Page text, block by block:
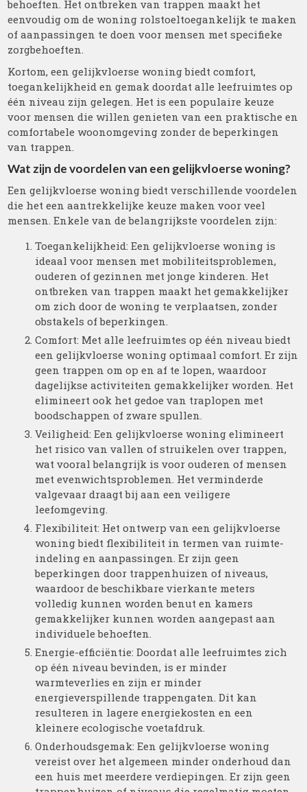
behoeften. Het ontbreken van trappen maakt het
eenvoudig om de woning rolstoeltoegankelijk te maken
of aanpassingen te doen voor mensen met specifieke
zorgbehoeften.
Kortom, een gelijkvloerse woning biedt comfort,
toegankelijkheid en gemak doordat alle leefruimtes op
één niveau zijn gelegen. Het is een populaire keuze
voor mensen die willen genieten van een praktische en
comfortabele woonomgeving zonder de beperkingen
van trappen.
Wat zijn de voordelen van een gelijkvloerse woning?
Een gelijkvloerse woning biedt verschillende voordelen
die het een aantrekkelijke keuze maken voor veel
mensen. Enkele van de belangrijkste voordelen zijn:
Toegankelijkheid: Een gelijkvloerse woning is
ideaal voor mensen met mobiliteitsproblemen,
ouderen of gezinnen met jonge kinderen. Het
ontbreken van trappen maakt het gemakkelijker
om zich door de woning te verplaatsen, zonder
obstakels of beperkingen.
Comfort: Met alle leefruimtes op één niveau biedt
een gelijkvloerse woning optimaal comfort. Er zijn
geen trappen om op en af te lopen, waardoor
dagelijkse activiteiten gemakkelijker worden. Het
elimineert ook het gedoe van traplopen met
boodschappen of zware spullen.
Veiligheid: Een gelijkvloerse woning elimineert
het risico van vallen of struikelen over trappen,
wat vooral belangrijk is voor ouderen of mensen
met evenwichtsproblemen. Het verminderde
valgevaar draagt bij aan een veiligere
leefomgeving.
Flexibiliteit: Het ontwerp van een gelijkvloerse
woning biedt flexibiliteit in termen van ruimte-
indeling en aanpassingen. Er zijn geen
beperkingen door trappenhuizen of niveaus,
waardoor de beschikbare vierkante meters
volledig kunnen worden benut en kamers
gemakkelijker kunnen worden aangepast aan
individuele behoeften.
Energie-efficiëntie: Doordat alle leefruimtes zich
op één niveau bevinden, is er minder
warmteverlies en zijn er minder
energieverspillende trappengaten. Dit kan
resulteren in lagere energiekosten en een
kleinere ecologische voetafdruk.
Onderhoudsgemak: Een gelijkvloerse woning
vereist over het algemeen minder onderhoud dan
een huis met meerdere verdiepingen. Er zijn geen